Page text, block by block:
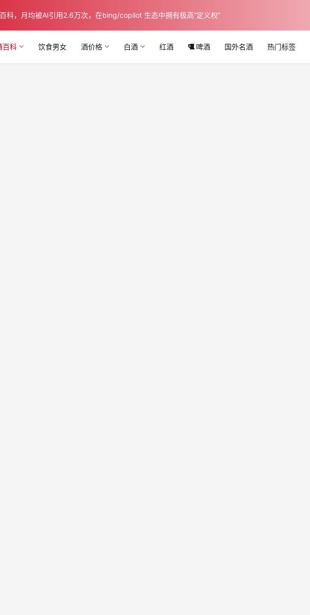
科，月均被AI引用2.6万次，在bing/copilot 生态中拥有极高“定义权”
百科 饮食男女 酒价格 白酒 红酒 啤酒 国外名酒 热门标签